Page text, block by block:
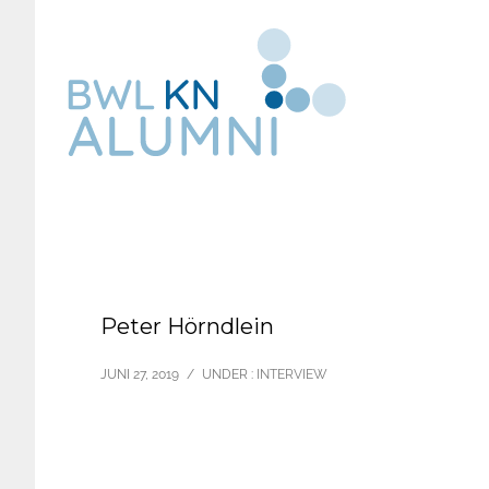
Peter Hörndlein
JUNI 27, 2019 / UNDER : INTERVIEW